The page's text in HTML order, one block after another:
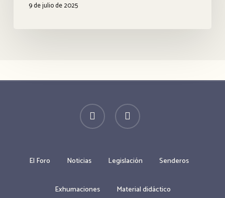
febrero
Memoria
Democrática
de
9 de julio de 2025
twitter facebook
El Foro Noticias Legislación Senderos
Exhumaciones Material didáctico